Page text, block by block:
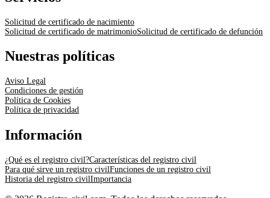
Solicitud de certificado de nacimiento
Solicitud de certificado de matrimonioSolicitud de certificado de defunción
Nuestras políticas
Aviso Legal
Condiciones de gestión
Política de Cookies
Política de privacidad
Información
¿Qué es el registro civil?Características del registro civil
Para qué sirve un registro civilFunciones de un registro civil
Historia del registro civilImportancia